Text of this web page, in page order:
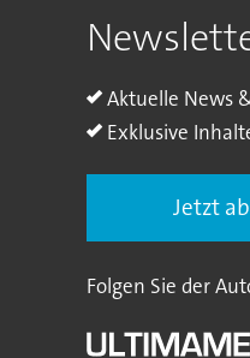
Aktuelle News
Exklusive
Jetzt
Folgen Sie der